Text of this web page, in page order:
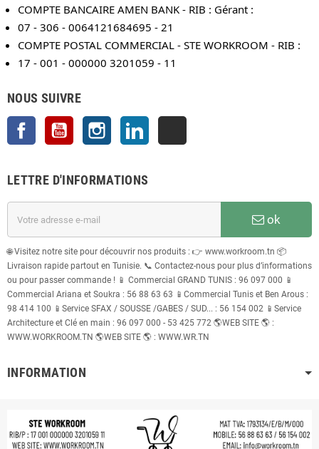
COMPTE BANCAIRE AMEN BANK - RIB : Gérant :
07 - 306 - 0064121684695 - 21
COMPTE POSTAL COMMERCIAL - STE WORKROOM - RIB :
17 - 001 - 000000 3201059 - 11
NOUS SUIVRE
Facebook YouTube Instagram
LETTRE D'INFORMATIONS
ok
🌐 Visitez notre site pour découvrir nos produits : 👉 www.workroom.tn 📦
Livraison rapide partout en Tunisie. 📞 Contactez-nous pour plus d’informations
ou pour passer commande ! 📱 Commercial GRAND TUNIS : 96 097 000 📱
Commercial Ariana et Soukra : 56 88 63 63 📱Commercial Tunis et Ben Arous :
98 414 100 📱Service SFAX / SOUSSE /GABES / SUD... : 56 154 002 📱Service
Architecture et Clé en main : 96 097 000 - 53 425 772 🌎WEB SITE 🌎 :
WWW.WORKROOM.TN 🌎WEB SITE 🌎 : WWW.WR.TN
INFORMATION